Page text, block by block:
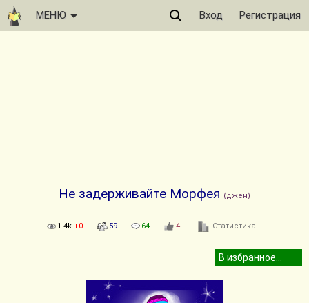
МЕНЮ Вход Регистрация
Не задерживайте Морфея (джен)
1.4k +0 59 64 4 Статистика